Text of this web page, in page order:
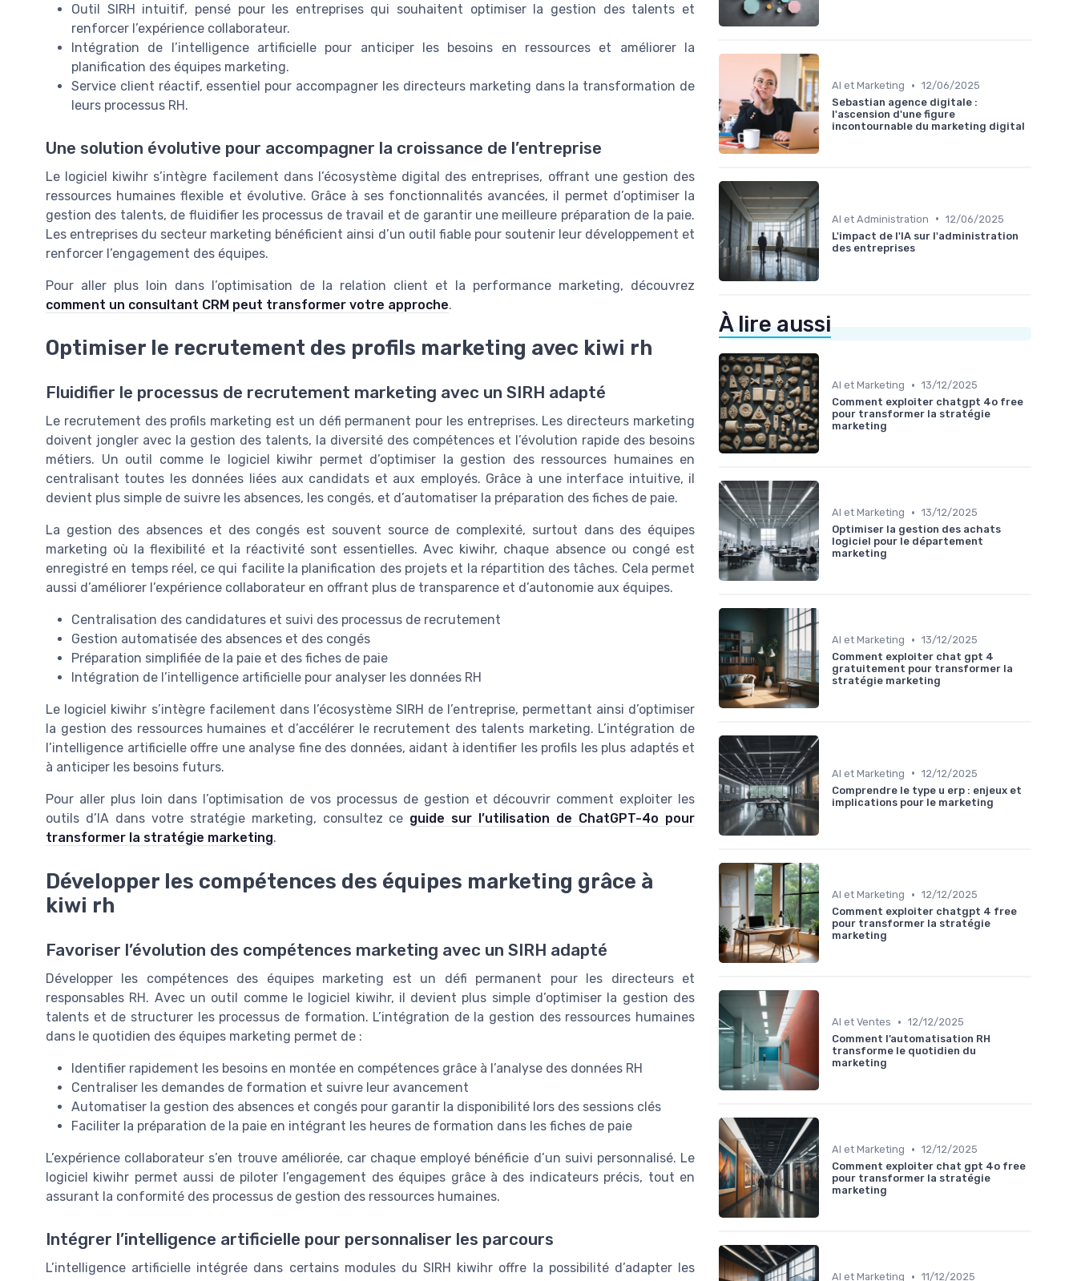
Outil SIRH intuitif, pensé pour les entreprises qui souhaitent optimiser la gestion des talents et
renforcer l’expérience collaborateur.
Intégration de l’intelligence artificielle pour anticiper les besoins en ressources et améliorer la
planification des équipes marketing.
Service client réactif, essentiel pour accompagner les directeurs marketing dans la transformation de
leurs processus RH.
Une solution évolutive pour accompagner la croissance de l’entreprise
Le logiciel kiwihr s’intègre facilement dans l’écosystème digital des entreprises, offrant une gestion des
ressources humaines flexible et évolutive. Grâce à ses fonctionnalités avancées, il permet d’optimiser la
gestion des talents, de fluidifier les processus de travail et de garantir une meilleure préparation de la paie.
Les entreprises du secteur marketing bénéficient ainsi d’un outil fiable pour soutenir leur développement et
renforcer l’engagement des équipes.
Pour aller plus loin dans l’optimisation de la relation client et la performance marketing, découvrez
comment un consultant CRM peut transformer votre approche.
Optimiser le recrutement des profils marketing avec kiwi rh
Fluidifier le processus de recrutement marketing avec un SIRH adapté
Le recrutement des profils marketing est un défi permanent pour les entreprises. Les directeurs marketing
doivent jongler avec la gestion des talents, la diversité des compétences et l’évolution rapide des besoins
métiers. Un outil comme le logiciel kiwihr permet d’optimiser la gestion des ressources humaines en
centralisant toutes les données liées aux candidats et aux employés. Grâce à une interface intuitive, il
devient plus simple de suivre les absences, les congés, et d’automatiser la préparation des fiches de paie.
La gestion des absences et des congés est souvent source de complexité, surtout dans des équipes
marketing où la flexibilité et la réactivité sont essentielles. Avec kiwihr, chaque absence ou congé est
enregistré en temps réel, ce qui facilite la planification des projets et la répartition des tâches. Cela permet
aussi d’améliorer l’expérience collaborateur en offrant plus de transparence et d’autonomie aux équipes.
Centralisation des candidatures et suivi des processus de recrutement
Gestion automatisée des absences et des congés
Préparation simplifiée de la paie et des fiches de paie
Intégration de l’intelligence artificielle pour analyser les données RH
Le logiciel kiwihr s’intègre facilement dans l’écosystème SIRH de l’entreprise, permettant ainsi d’optimiser
la gestion des ressources humaines et d’accélérer le recrutement des talents marketing. L’intégration de
l’intelligence artificielle offre une analyse fine des données, aidant à identifier les profils les plus adaptés et
à anticiper les besoins futurs.
Pour aller plus loin dans l’optimisation de vos processus de gestion et découvrir comment exploiter les
outils d’IA dans votre stratégie marketing, consultez ce guide sur l’utilisation de ChatGPT-4o pour
transformer la stratégie marketing.
Développer les compétences des équipes marketing grâce à
kiwi rh
Favoriser l’évolution des compétences marketing avec un SIRH adapté
Développer les compétences des équipes marketing est un défi permanent pour les directeurs et
responsables RH. Avec un outil comme le logiciel kiwihr, il devient plus simple d’optimiser la gestion des
talents et de structurer les processus de formation. L’intégration de la gestion des ressources humaines
dans le quotidien des équipes marketing permet de :
Identifier rapidement les besoins en montée en compétences grâce à l’analyse des données RH
Centraliser les demandes de formation et suivre leur avancement
Automatiser la gestion des absences et congés pour garantir la disponibilité lors des sessions clés
Faciliter la préparation de la paie en intégrant les heures de formation dans les fiches de paie
L’expérience collaborateur s’en trouve améliorée, car chaque employé bénéficie d’un suivi personnalisé. Le
logiciel kiwihr permet aussi de piloter l’engagement des équipes grâce à des indicateurs précis, tout en
assurant la conformité des processus de gestion des ressources humaines.
Intégrer l’intelligence artificielle pour personnaliser les parcours
L’intelligence artificielle intégrée dans certains modules du SIRH kiwihr offre la possibilité d’adapter les
AI et Marketing • 12/06/2025
Sebastian agence digitale :
l'ascension d'une figure
incontournable du marketing digital
AI et Administration • 12/06/2025
L'impact de l'IA sur l'administration
des entreprises
À lire aussi
AI et Marketing • 13/12/2025
Comment exploiter chatgpt 4o free
pour transformer la stratégie
marketing
AI et Marketing • 13/12/2025
Optimiser la gestion des achats
logiciel pour le département
marketing
AI et Marketing • 13/12/2025
Comment exploiter chat gpt 4
gratuitement pour transformer la
stratégie marketing
AI et Marketing • 12/12/2025
Comprendre le type u erp : enjeux et
implications pour le marketing
AI et Marketing • 12/12/2025
Comment exploiter chatgpt 4 free
pour transformer la stratégie
marketing
AI et Ventes • 12/12/2025
Comment l’automatisation RH
transforme le quotidien du
marketing
AI et Marketing • 12/12/2025
Comment exploiter chat gpt 4o free
pour transformer la stratégie
marketing
AI et Marketing • 11/12/2025